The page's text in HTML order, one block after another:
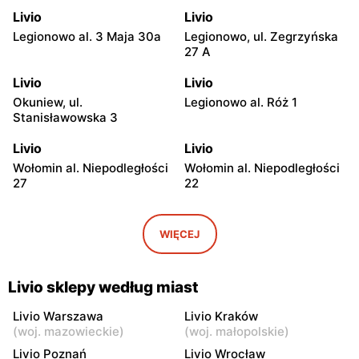
Livio
Legionowo al. 3 Maja 30a
Livio
Legionowo, ul. Zegrzyńska
27 A
Livio
Okuniew, ul.
Stanisławowska 3
Livio
Legionowo al. Róż 1
Livio
Wołomin al. Niepodległości
27
Livio
Wołomin al. Niepodległości
22
Otwock, ul. Warszawska
Livio
Otwock, ul. Wawerska 10
Livio
Wołomin, ul. Szosa
Jadowska 14B
Livio
Batorego 34
Livio Livio
WIĘCEJ
Livio sklepy według miast
Livio Warszawa
(woj. mazowieckie)
Livio Kraków
(woj. małopolskie)
Livio Poznań
Livio Wrocław